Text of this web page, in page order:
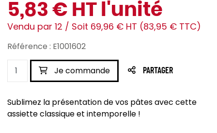
5,83 € HT l'unité
Vendu par 12 / Soit 69,96 € HT (83,95 € TTC)
Référence : E1001602
Je commande PARTAGER
Sublimez la présentation de vos pâtes avec cette
assiette classique et intemporelle !